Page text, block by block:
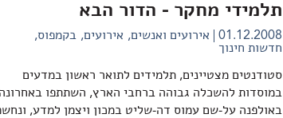
תלמידי מחקר - הדור הבא
01.12.2008 אירועים ואנשים אירועים בקמפוס
חדשות חינוך
סטודנטים מצטיינים, תלמידים לתואר ראשון במדעים
במוסדות להשכלה גבוהה ברחבי הארץ, השתתפו באחרונה
באולפנה על-שם עמוס דה-שליט במכון ויצמן למדע,